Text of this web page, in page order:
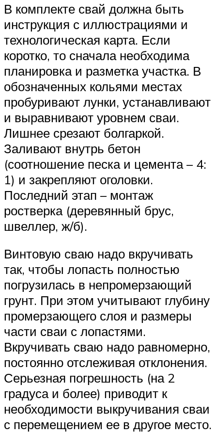
В комплекте свай должна быть
инструкция с иллюстрациями и
технологическая карта. Если
коротко, то сначала необходима
планировка и разметка участка. В
обозначенных кольями местах
пробуривают лунки, устанавливают
и выравнивают уровнем сваи.
Лишнее срезают болгаркой.
Заливают внутрь бетон
(соотношение песка и цемента – 4:
1) и закрепляют оголовки.
Последний этап – монтаж
ростверка (деревянный брус,
швеллер, ж/б).
Винтовую сваю надо вкручивать
так, чтобы лопасть полностью
погрузилась в непромерзающий
грунт. При этом учитывают глубину
промерзающего слоя и размеры
части сваи с лопастями.
Вкручивать сваю надо равномерно,
постоянно отслеживая отклонения.
Серьезная погрешность (на 2
градуса и более) приводит к
необходимости выкручивания сваи
с перемещением ее в другое место.